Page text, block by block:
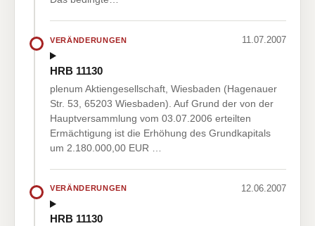
VERÄNDERUNGEN 11.07.2007
HRB 11130
plenum Aktiengesellschaft, Wiesbaden (Hagenauer
Str. 53, 65203 Wiesbaden). Auf Grund der von der
Hauptversammlung vom 03.07.2006 erteilten
Ermächtigung ist die Erhöhung des Grundkapitals
um 2.180.000,00 EUR …
VERÄNDERUNGEN 12.06.2007
HRB 11130